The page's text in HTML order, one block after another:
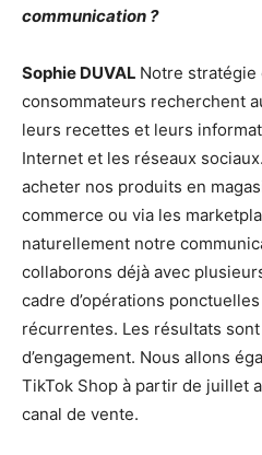
communication ?
Sophie DUVAL Notre stratégie
consommateurs recherchent
leurs recettes et leurs
Internet et les réseaux
acheter nos produits en
commerce ou via les
naturellement notre
collaborons déjà avec
cadre d’opérations
récurrentes. Les résultats
d’engagement. Nous allons
TikTok Shop à partir de juillet
canal de vente.